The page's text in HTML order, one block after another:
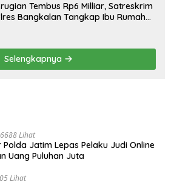
Tembus Rp6 Milliar, Satreskrim
Bangkalan Tangkap Ibu Rumah
Selengkapnya
Lihat
Jatim Lepas Pelaku Judi Online
Uang Puluhan Juta
Lihat